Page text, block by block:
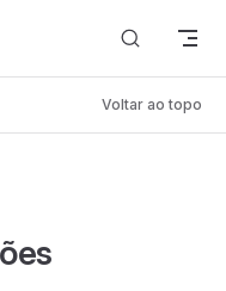
Voltar ao topo